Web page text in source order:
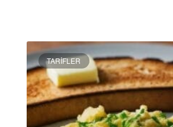
TARIFLER